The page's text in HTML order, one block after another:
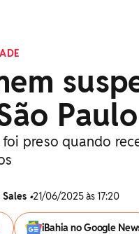
preso quando
Sales •21/06/2025 às 17:20
iBahia no Google